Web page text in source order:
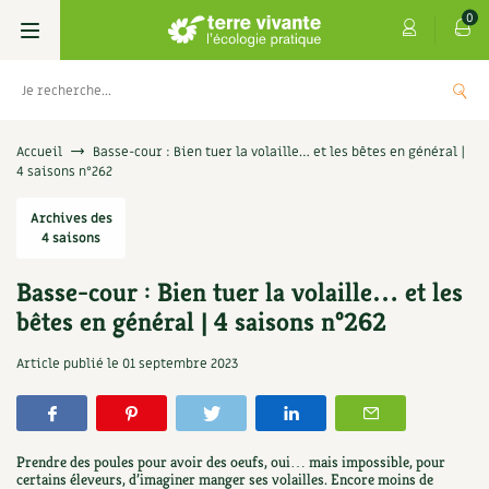
0
Livres
Techniques de jardinage
Verger, arbres
Petit élevage
Aménagement jardin
Se réabonner
Offrir un abonnement
Les numéros
4 saisons
Graines, semences
Potagères
Aromatiques
Florales
Cartes cadeau
Centre Terre vivante
Découvrir le Centre
Visiter en famille, entre amis
Infos & conseils
Jardin bio
Parole libre
Accueil
Basse-cour : Bien tuer la volaille… et les bêtes en général |
4 saisons n°262
Archives des
4 saisons
Basse-cour : Bien tuer la volaille… et les
bêtes en général | 4 saisons n°262
Article publié le 01 septembre 2023
Prendre des poules pour avoir des oeufs, oui… mais impossible, pour
certains éleveurs, d’imaginer manger ses volailles. Encore moins de
Les antisèches de Terre vivante : Les
9,90€